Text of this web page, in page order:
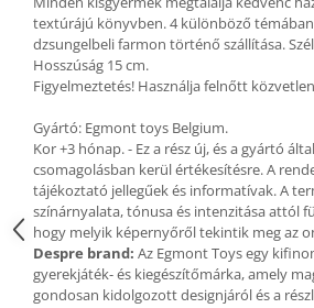
Formakirakós
Padlók kirakós
IQ kirakós
Baba játékok
Fürdőjátékok
Csörgők
Fogzási játékok
Érzékelést fejlesztő játékok
Motoros játékok babáknak
Babamatracok
textúrájú könyvben. 4 különböző
dzsungelbeli farmon történő szállítása.
Hosszúság 15 cm.
Figyelmeztetés! Használja felnőtt
Gyártó: Egmont toys Belgium.
Kor +3 hónap. - Ez a rész új, és a gyártó
csomagolásban kerül értékesítésre. A
tájékoztató jellegűek és informatívak. A
színárnyalata, tónusa és intenzitása attól
hogy melyik képernyőről tekintik meg az
Despre brand: Az Egmont Toys egy
gyerekjáték- és kiegészítőmárka, amely
gondosan kidolgozott designjáról és a